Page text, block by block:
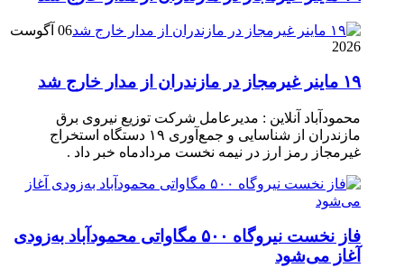
06 آگوست
2026
۱۹ ماینر غیرمجاز در مازندران از مدار خارج شد
محمودآباد آنلاین : مدیرعامل شرکت توزیع نیروی برق
مازندران از شناسایی و جمع‌آوری ۱۹ دستگاه استخراج
غیرمجاز رمز ارز در نیمه نخست مردادماه خبر داد .
فاز نخست نیروگاه ۵۰۰ مگاواتی محمودآباد به‌زودی
آغاز می‌شود